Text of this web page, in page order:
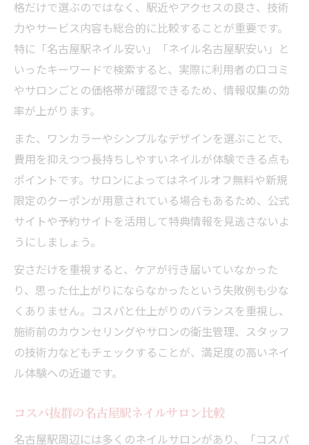
格だけで選ぶのではなく、駅近やアクセスの良さ、技術
力やサービス内容も総合的に比較することが重要です。
特に「名古屋駅ネイル安い」「ネイル名古屋駅安い」と
いったキーワードで検索すると、実際に利用者の口コミ
やサロンごとの価格帯が確認できるため、情報収集の効
率が上がります。
また、ワンカラーやシンプルなデザインを選ぶことで、
費用を抑えつつ長持ちしやすいネイルが体験できる点も
ポイントです。サロンによってはネイルオフ無料や新規
限定のクーポンが用意されている場合もあるため、公式
サイトや予約サイトを活用して特典情報を見逃さないよ
うにしましょう。
安さだけを重視すると、ケアが行き届いていなかった
り、思った仕上がりにならなかったという失敗例も少な
くありません。コスパと仕上がりのバランスを重視し、
施術前のカウンセリングやサロンの衛生管理、スタッフ
の技術力などもチェックすることが、満足度の高いネイ
ル体験への近道です。
コスパ抜群の名古屋駅ネイルサロン比較
名古屋駅周辺には多くのネイルサロンがあり、「コスパ